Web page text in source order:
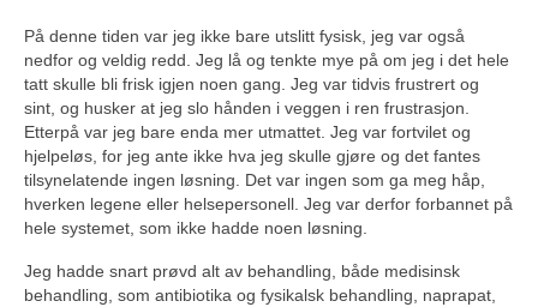
På denne tiden var jeg ikke bare utslitt fysisk, jeg var også
nedfor og veldig redd. Jeg lå og tenkte mye på om jeg i det hele
tatt skulle bli frisk igjen noen gang. Jeg var tidvis frustrert og
sint, og husker at jeg slo hånden i veggen i ren frustrasjon.
Etterpå var jeg bare enda mer utmattet. Jeg var fortvilet og
hjelpeløs, for jeg ante ikke hva jeg skulle gjøre og det fantes
tilsynelatende ingen løsning. Det var ingen som ga meg håp,
hverken legene eller helsepersonell. Jeg var derfor forbannet på
hele systemet, som ikke hadde noen løsning.
Jeg hadde snart prøvd alt av behandling, både medisinsk
behandling, som antibiotika og fysikalsk behandling, naprapat,